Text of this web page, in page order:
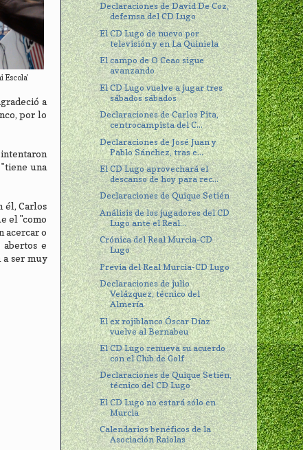
Escola'
a
por lo
una
él, Carlos
el "como
acercar o
e
a ser muy
Declaraciones de David De Coz,
defemsa del CD Lugo
El CD Lugo de nuevo por
televisión y en La Quiniela
El campo de O Ceao sigue
avanzando
El CD Lugo vuelve a jugar tres
sábados sábados
Declaraciones de Carlos Pita,
centrocampista del C...
Declaraciones de José Juan y
Pablo Sánchez, tras e...
El CD Lugo aprovechará el
descanso de hoy para rec...
Declaraciones de Quique Setién
Análisis de los jugadores del CD
Lugo ante el Real...
Crónica del Real Murcia-CD
Lugo
Previa del Real Murcia-CD Lugo
Declaraciones de julio
Velázquez, técnico del
Almería
El ex rojiblanco Óscar Díaz
vuelve al Bernabeu
El CD Lugo renueva su acuerdo
con el Club de Golf
Declaraciones de Quique Setién,
técnico del CD Lugo
El CD Lugo no estará sólo en
Murcia
Calendarios benéficos de la
Asociación Raiolas